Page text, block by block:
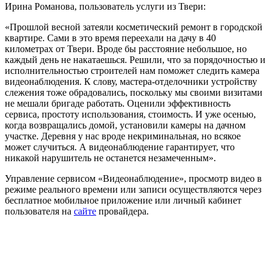
Ирина Романова, пользователь услуги из Твери:
«Прошлой весной затеяли косметический ремонт в городской
квартире. Сами в это время переехали на дачу в 40
километрах от Твери. Вроде бы расстояние небольшое, но
каждый день не накатаешься. Решили, что за порядочностью и
исполнительностью строителей нам поможет следить камера
видеонаблюдения. К слову, мастера-отделочники устройству
слежения тоже обрадовались, поскольку мы своими визитами
не мешали бригаде работать. Оценили эффективность
сервиса, простоту использования, стоимость. И уже осенью,
когда возвращались домой, установили камеры на дачном
участке. Деревня у нас вроде некриминальная, но всякое
может случиться. А видеонаблюдение гарантирует, что
никакой нарушитель не останется незамеченным».
Управление сервисом «Видеонаблюдение», просмотр видео в
режиме реального времени или записи осуществляются через
бесплатное мобильное приложение или личный кабинет
пользователя на сайте провайдера.